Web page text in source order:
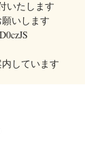
いたします
いします
しています